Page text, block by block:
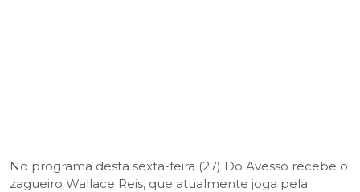
No programa desta sexta-feira (27) Do Avesso recebe o
zagueiro Wallace Reis, que atualmente joga pela